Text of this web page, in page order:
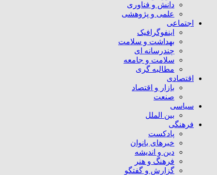
دانش و فناوری
علمی و پژوهشی
اجتماعی
اینفوگرافیک
بهداشت و سلامت
چندرسانه ای
سلامت و جامعه
مطالبه گری
اقتصادی
بازار و اقتصاد
صنعت
سیاسی
بین الملل
فرهنگی
پادکست
خبرهای بانوان
دین و اندیشه
فرهنگ و هنر
گزارش و گفتگو